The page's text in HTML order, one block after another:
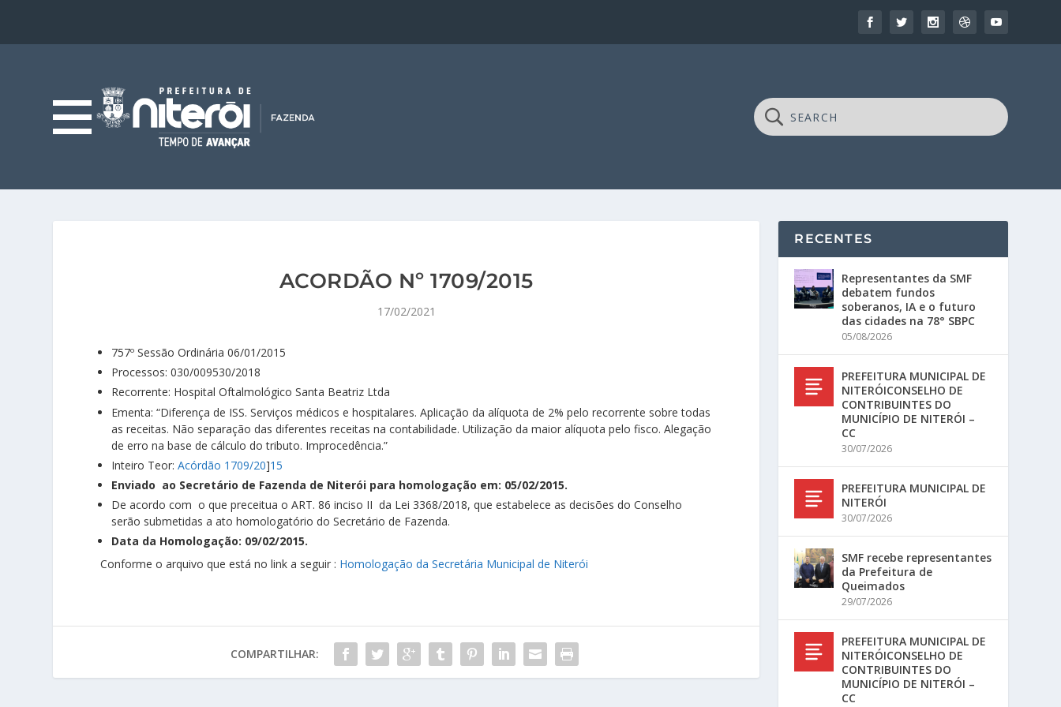
ACORDÃO Nº 1709/2015
17/02/2021
757º Sessão Ordinária 06/01/2015
Processos: 030/009530/2018
Recorrente: Hospital Oftalmológico Santa Beatriz Ltda
Ementa: “Diferença de ISS. Serviços médicos e hospitalares. Aplicação da alíquota de 2% pelo recorrente sobre todas
as receitas. Não separação das diferentes receitas na contabilidade. Utilização da maior alíquota pelo fisco. Alegação
de erro na base de cálculo do tributo. Improcedência.”
Inteiro Teor:Acórdão 1709/20]15
Enviado ao Secretário de Fazenda de Niterói para homologação em: 05/02/2015.
De acordo com o que preceitua o ART. 86 inciso II da Lei 3368/2018, que estabelece as decisões do Conselho
serão submetidas a ato homologatório do Secretário de Fazenda.
Data da Homologação: 09/02/2015.
Conforme o arquivo que está no link a seguir : Homologação da Secretária Municipal de Niterói
COMPARTILHAR:
RECENTES
Representantes da SMF
debatem fundos
soberanos, IA e o futuro
das cidades na 78° SBPC
05/08/2026
PREFEITURA MUNICIPAL DE
NITERÓICONSELHO DE
CONTRIBUINTES DO
MUNICÍPIO DE NITERÓI –
CC
30/07/2026
PREFEITURA MUNICIPAL DE
NITERÓI
30/07/2026
SMF recebe representantes
da Prefeitura de
Queimados
29/07/2026
PREFEITURA MUNICIPAL DE
NITERÓICONSELHO DE
CONTRIBUINTES DO
MUNICÍPIO DE NITERÓI –
CC